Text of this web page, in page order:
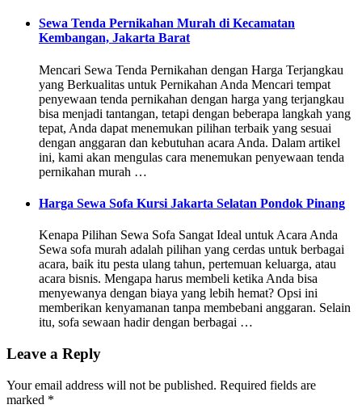
Sewa Tenda Pernikahan Murah di Kecamatan
Kembangan, Jakarta Barat
Mencari Sewa Tenda Pernikahan dengan Harga Terjangkau
yang Berkualitas untuk Pernikahan Anda Mencari tempat
penyewaan tenda pernikahan dengan harga yang terjangkau
bisa menjadi tantangan, tetapi dengan beberapa langkah yang
tepat, Anda dapat menemukan pilihan terbaik yang sesuai
dengan anggaran dan kebutuhan acara Anda. Dalam artikel
ini, kami akan mengulas cara menemukan penyewaan tenda
pernikahan murah …
Harga Sewa Sofa Kursi Jakarta Selatan Pondok Pinang
Kenapa Pilihan Sewa Sofa Sangat Ideal untuk Acara Anda
Sewa sofa murah adalah pilihan yang cerdas untuk berbagai
acara, baik itu pesta ulang tahun, pertemuan keluarga, atau
acara bisnis. Mengapa harus membeli ketika Anda bisa
menyewanya dengan biaya yang lebih hemat? Opsi ini
memberikan kenyamanan tanpa membebani anggaran. Selain
itu, sofa sewaan hadir dengan berbagai …
Leave a Reply
Your email address will not be published. Required fields are
marked *